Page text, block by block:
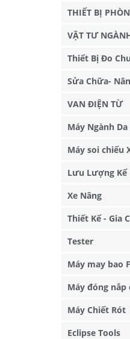
THIẾT BỊ
VẬT TƯ
Thiết Bị Đo
Sửa Chữa-
VAN ĐIỆN TỪ
Máy Ngành Da
Máy soi chiếu
Lưu Lượng Kế
Xe Nâng
Thiết Kế - Gia
Tester
Máy may bao
Máy đóng nắp
Máy Chiết Rót
Eclipse Tools